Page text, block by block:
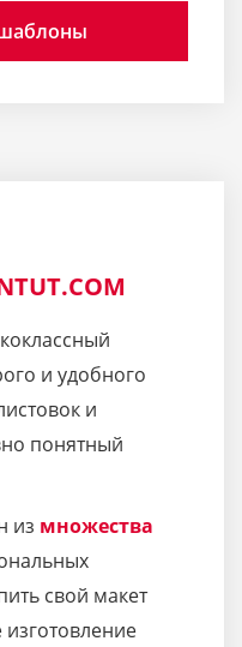
и удобного
и
понятный
из множества
свой макет
изготовление